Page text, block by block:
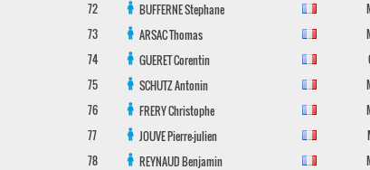
72
BUFFERNEStephane
73
ARSACThomas
74
GUERETCorentin
75
SCHUTZAntonin
76
FRERYChristophe
77
JOUVEPierre-julien
78
REYNAUDBenjamin